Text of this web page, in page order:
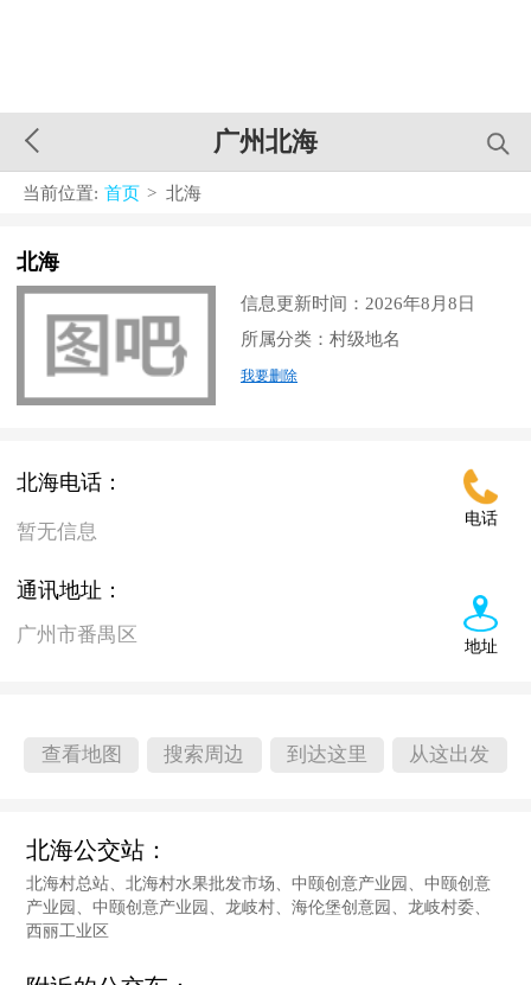
广州北海
当前位置: 首页 > 北海
北海
信息更新时间：2026年8月8日
所属分类：村级地名
我要删除
电话
北海电话：
暂无信息
地址
通讯地址：
广州市番禺区
查看地图 搜索周边 到达这里 从这出发
北海公交站：
北海村总站、北海村水果批发市场、中颐创意产业园、中颐创意
产业园、中颐创意产业园、龙岐村、海伦堡创意园、龙岐村委、
西丽工业区